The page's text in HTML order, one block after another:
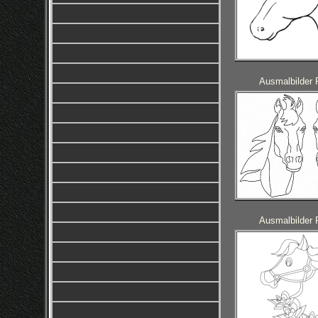
Ausmalbilder
Ausmalbilder